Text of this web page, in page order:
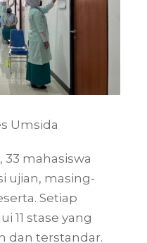
Umsida
33 mahasiswa
ujian, masing-
Setiap
11 stase yang
dan terstandar.